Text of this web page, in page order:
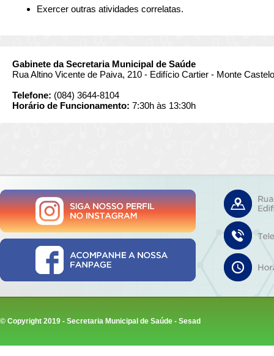
Exercer outras atividades correlatas.
Gabinete da Secretaria Municipal de Saúde
Rua Altino Vicente de Paiva, 210 - Edifício Cartier - Monte
Telefone: (084) 3644-8104
Horário de Funcionamento: 7:30h às 13:30h
© Copyright 2019 - Secretaria Municipal de Saúde - Sesad